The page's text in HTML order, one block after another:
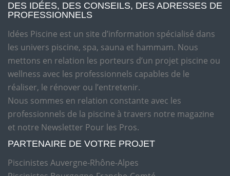
DES IDÉES, DES CONSEILS, DES ADRESSES DE
PROFESSIONNELS
Idées Piscine est un site d’information spécialisé dans
les univers piscine, spa, sauna et hammam. Nous
mettons en relation les porteurs d’un projet piscine ou
wellness avec les professionnels capables de le
réaliser, le rénover ou l’entretenir.
Nous sommes en relation constante avec les
professionnels de la piscine à travers notre magazine
et notre Newsletter Pour les Pros.
PARTENAIRE DE VOTRE PROJET
Piscinistes Auvergne-Rhône-Alpes